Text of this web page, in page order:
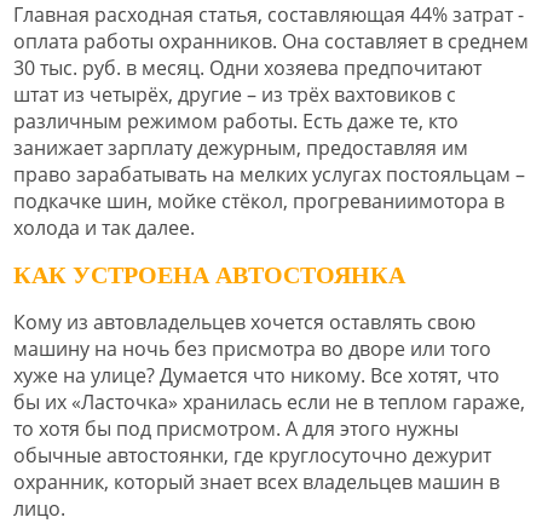
Главная расходная статья, составляющая 44% затрат -
оплата работы охранников. Она составляет в среднем
30 тыс. руб. в месяц. Одни хозяева предпочитают
штат из четырёх, другие – из трёх вахтовиков с
различным режимом работы. Есть даже те, кто
занижает зарплату дежурным, предоставляя им
право зарабатывать на мелких услугах постояльцам –
подкачке шин, мойке стёкол, прогреваниимотора в
холода и так далее.
КАК УСТРОЕНА АВТОСТОЯНКА
Кому из автовладельцев хочется оставлять свою
машину на ночь без присмотра во дворе или того
хуже на улице? Думается что никому. Все хотят, что
бы их «Ласточка» хранилась если не в теплом гараже,
то хотя бы под присмотром. А для этого нужны
обычные автостоянки, где круглосуточно дежурит
охранник, который знает всех владельцев машин в
лицо.